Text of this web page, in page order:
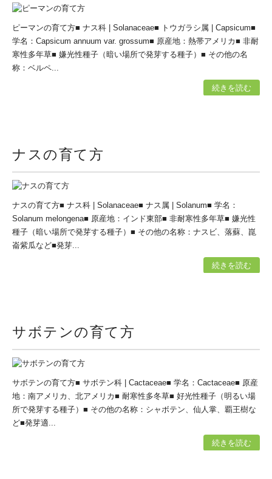
ピーマンの育て方■ ナス科 | Solanaceae■ トウガラシ属 | Capsicum■
学名：Capsicum annuum var. grossum■ 原産地：熱帯アメリカ■ 非耐
寒性多年草■ 嫌光性種子（暗い場所で発芽する種子）■ その他の名
称：ベルペ...
続きを読む
ナスの育て方
ナスの育て方■ ナス科 | Solanaceae■ ナス属 | Solanum■ 学名：
Solanum melongena■ 原産地：インド東部■ 非耐寒性多年草■ 嫌光性
種子（暗い場所で発芽する種子）■ その他の名称：ナスビ、落蘇、崑
崙紫瓜など■発芽...
続きを読む
サボテンの育て方
サボテンの育て方■ サボテン科 | Cactaceae■ 学名：Cactaceae■ 原産
地：南アメリカ、北アメリカ■ 耐寒性多冬草■ 好光性種子（明るい場
所で発芽する種子）■ その他の名称：シャボテン、仙人掌、覇王樹な
ど■発芽適...
続きを読む